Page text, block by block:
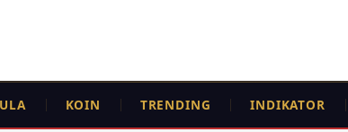
KOIN TRENDING INDIKATOR